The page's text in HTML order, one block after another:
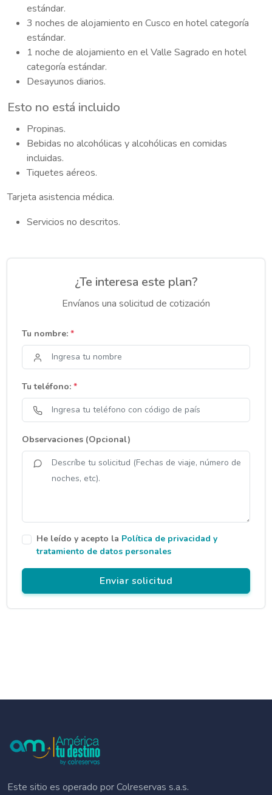
estándar.
3 noches de alojamiento en Cusco en hotel categoría
estándar.
1 noche de alojamiento en el Valle Sagrado en hotel
categoría estándar.
Desayunos diarios.
Esto no está incluido
Propinas.
Bebidas no alcohólicas y alcohólicas en comidas
incluidas.
Tiquetes aéreos.
Tarjeta asistencia médica.
Servicios no descritos.
¿Te interesa este plan?
Envíanos una solicitud de cotización
Tu nombre: *
Tu teléfono: *
Observaciones (Opcional)
He leído y acepto la Política de privacidad y
tratamiento de datos personales
Este sitio es operado por Colreservas s.a.s.